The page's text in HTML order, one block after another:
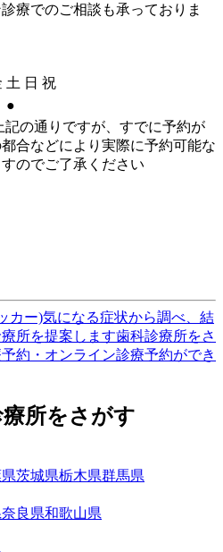
療でのご相談も承っておりま
土 日 祝
●
の通りですが、すでに予約が
合などにより実際に予約可能な
のでご了承ください
カー)気になる症状から調べ、結
所を提案します歯科診療所をさ
約・オンライン診療予約ができ
所をさがす
茨城県栃木県群馬県
奈良県和歌山県